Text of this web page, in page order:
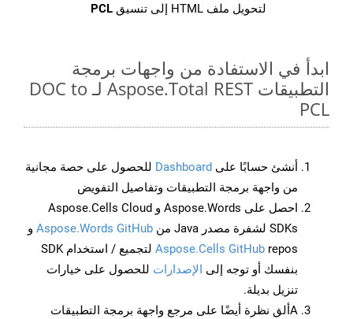
لتحويل ملف HTML إلى تنسيق
PCL
ابدأ في الاستفادة من واجهات برمجة
التطبيقات Aspose.Total REST لـ DOC to
PCL
أنشئ حسابًا على Dashboard للحصول على حصة مجانية
من واجهة برمجة التطبيقات وتفاصيل التفويض
احصل على Aspose.Words و Aspose.Cells Cloud
SDKs لشفرة مصدر Java من
Aspose.Words GitHub و
Aspose.Cells GitHub
repos لتجميع / استخدام SDK
بنفسك أو توجه إلى الإصدارات للحصول على خيارات
تنزيل بديلة.
Aألق نظرة أيضًا على مرجع واجهة برمجة التطبيقات